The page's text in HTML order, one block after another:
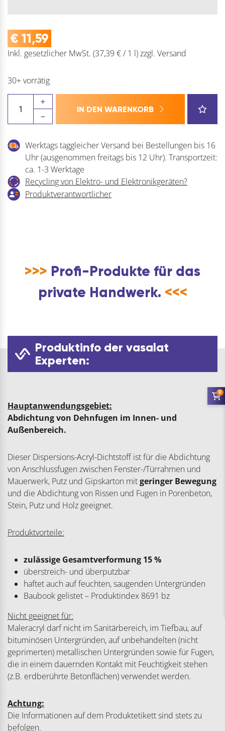
€ 11,59
Inkl. gesetzlicher MwSt. (37,39 € / 1 l)zzgl. Versand
30+ vorrätig
ILLBRUCK
Maler-
Acryl
15%
Menge
IN DEN WARENKORB
Werktags taggleicher Versand bei Bestellungen bis 16
Uhr (ausgenommen freitags bis 12 Uhr). Transportzeit:
ca. 1-3 Werktage
Recycling von Elektro- und Elektronikgeräten?
Produktverantwortlicher
>>> Profi-Produkte für das
private Handwerk. <<<
Produktinfo der vasalat
Experten:
Hauptanwendungsgebiet:
Abdichtung von Dehnfugen im Innen- und
Außenbereich.
Dieser Dispersions-Acryl-Dichtstoff ist für die Abdichtung
von Anschlussfugen zwischen Fenster-/Türrahmen und
Mauerwerk, Putz und Gipskarton mitgeringer Bewegung
und die Abdichtung von Rissen und Fugen in Porenbeton,
Stein, Putz und Holz geeignet.
Produktvorteile:
zulässige Gesamtverformung 15 %
überstreich- und überputzbar
haftet auch auf feuchten, saugenden Untergründen
Baubook gelistet – Produktindex 8691 bz
Nicht geeignet für:
Maleracryl darf nicht im Sanitärbereich, im Tiefbau, auf
bituminösen Untergründen, auf unbehandelten (nicht
geprimerten) metallischen Untergründen sowie für Fugen,
die in einem dauernden Kontakt mit Feuchtigkeit stehen
(z.B. erdberührte Betonflächen) verwendet werden.
Achtung:
Die Informationen auf dem Produktetikett sind stets zu
befolgen.
0